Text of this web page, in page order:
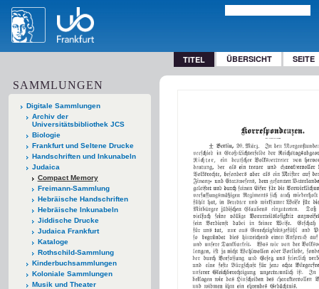
TITEL ÜBERSICHT SEITE
SAMMLUNGEN
Digitale Sammlungen
Archiv der
Universitätsbibliothek JCS
Biologie
Frankfurt und Seltene Drucke
Handschriften und Inkunabeln
Judaica
Compact Memory
Freimann-Sammlung
Hebräische Handschriften
Hebräische Inkunabeln
Jiddische Drucke
Judaica Frankfurt
Kataloge
Rothschild-Sammlung
Kinderbuchsammlungen
Koloniale Sammlungen
Musik und Theater